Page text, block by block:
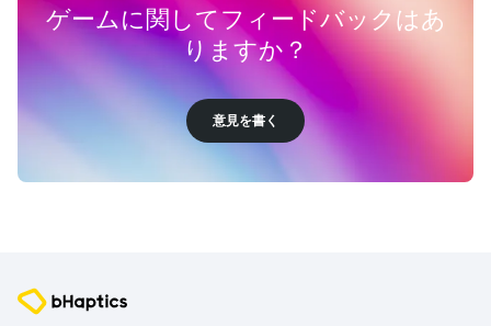
ゲームに関してフィードバックはあ
りますか？
意見を書く